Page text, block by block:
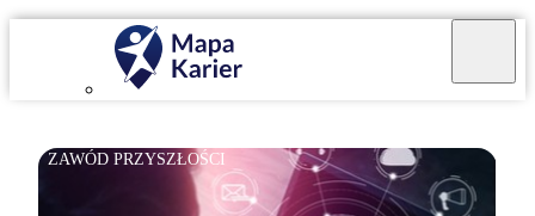
ZAWÓD PRZYSZŁOŚCI